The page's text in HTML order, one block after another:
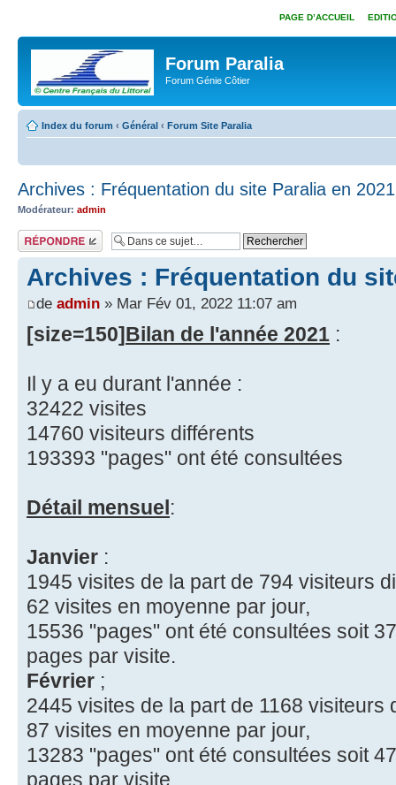
PAGE D’ACCUEIL
Forum Paralia
Forum Génie Côtier
Index du forum ‹ Général ‹ Forum Site Paralia
Archives : Fréquentation du site Paralia en 2021
Modérateur: admin
Répondre
Archives : Fréquentation du
de admin » Mar Fév 01, 2022 11:07 am
[size=150]Bilan de l'année 2021 :
Il y a eu durant l'année :
32422 visites
14760 visiteurs différents
193393 "pages" ont été consultées
Détail mensuel:
Janvier :
1945 visites de la part de 794 visiteurs
62 visites en moyenne par jour,
15536 "pages" ont été consultées soit
pages par visite.
Février ;
2445 visites de la part de 1168 visiteurs
87 visites en moyenne par jour,
13283 "pages" ont été consultées soit
pages par visite.